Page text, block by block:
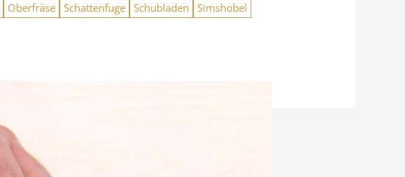
Oberfräse Schattenfuge Schubladen
Simshobel